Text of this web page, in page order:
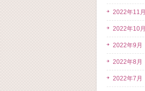
2022年11月
2022年10月
2022年9月
2022年8月
2022年7月